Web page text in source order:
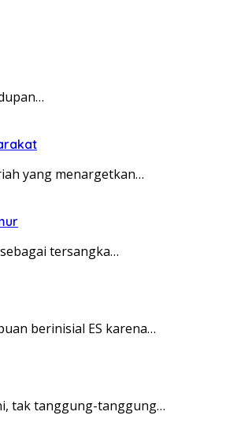
yang menargetkan…
tersangka…
berinisial ES karena…
tak tanggung-tanggung…